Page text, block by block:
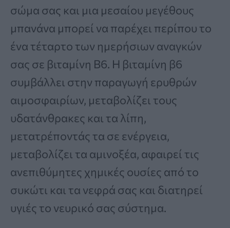
σώμα σας και μια μεσαίου μεγέθους
μπανάνα μπορεί να παρέχει περίπου το
ένα τέταρτο των ημερήσιων αναγκών
σας σε βιταμίνη Β6. Η βιταμίνη β6
συμβάλλει στην παραγωγή ερυθρών
αιμοσφαιρίων, μεταβολίζει τους
υδατάνθρακες και τα λίπη,
μετατρέποντάς τα σε ενέργεια,
μεταβολίζει τα αμινοξέα, αφαιρεί τις
ανεπιθύμητες χημικές ουσίες από το
συκώτι και τα νεφρά σας και διατηρεί
υγιές το νευρικό σας σύστημα.